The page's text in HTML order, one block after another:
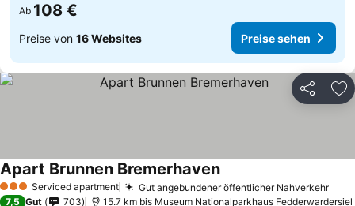
Ab 108 €
Preise von 16 Websites Preise sehen
Teilen
3 SterneServiced apartment Gut angebundener öffentlicher Nahverkehr
Apart Brunnen BremerhavenPreise sehen
7,5 Gut 703 15.7 km bis Museum Nationalparkhaus Fedderwardersiel